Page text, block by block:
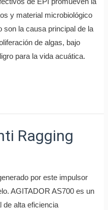
y material microbiológico
son la causa principal de la
de algas, bajo
para la vida acuática.
Ragging
por este impulsor
AGITADOR AS700 es un
de alta eficiencia